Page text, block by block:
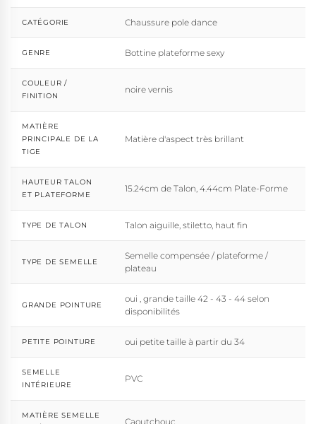
CATÉGORIE Chaussure pole dance
GENRE Bottine plateforme sexy
COULEUR /
FINITION
noire vernis
MATIÈRE
PRINCIPALE DE LA
TIGE
Matière d'aspect très brillant
HAUTEUR TALON
ET PLATEFORME
15.24cm de Talon, 4.44cm Plate-Forme
TYPE DE TALON Talon aiguille, stiletto, haut fin
TYPE DE SEMELLE
Semelle compensée / plateforme /
plateau
GRANDE POINTURE
oui , grande taille 42 - 43 - 44 selon
disponibilités
PETITE POINTURE oui petite taille à partir du 34
SEMELLE
INTÉRIEURE
PVC
MATIÈRE SEMELLE
Caoutchouc